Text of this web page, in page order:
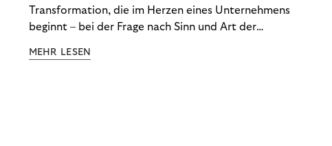
Transformation, die im Herzen eines Unternehmens
beginnt – bei der Frage nach Sinn und Art der
kommuniziert man ein Ziel, das so ganzheitlich ist,
MEHR LESEN